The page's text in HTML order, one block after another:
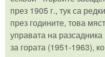
през 1905 г., тук са
през годините, това
управата на
за гората (1951-1963),